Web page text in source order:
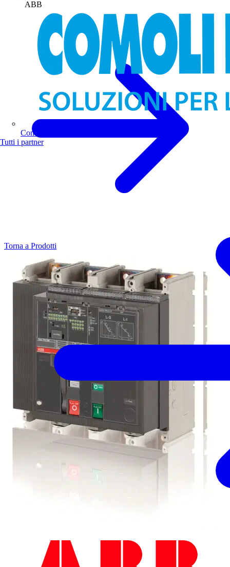
Comoli Ferrari
Tutti i partner
ABB
Torna a Prodotti